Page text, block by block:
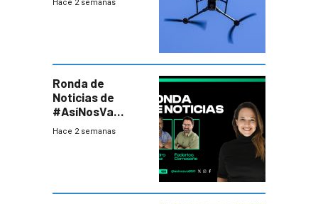
Hace 2 semanas
Ronda de
Noticias de
#AsíNosVa
(20/7/26)
Hace 2 semanas